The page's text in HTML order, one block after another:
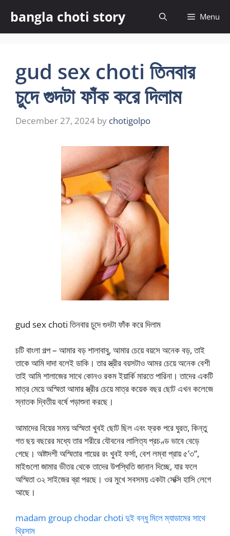
content
bangla choti story Menu
gud sex choti তিনবার
চুদে গুদটা ফাঁক করে দিলাম
December 27, 2024 by chotigolpo
gud sex choti তিনবার চুদে গুদটা ফাঁক করে দিলাম
চটি বাংলা গল্প – আমার বড় শালাবাবু, আমার চেয়ে বয়সে অনেক বড়, তাই
তাকে আমি দাদা বলেই ডাকি। তার স্ত্রীর বয়সটাও আমর চেয়ে অনেক বেশী
তাই আমি শালাজের সাথে কোনও রকম ইয়ার্কি মারতে পারিনা। তাদের একটি
মাত্র মেয়ে অস্মিতা আমার স্ত্রীর চেয়ে মাত্র কয়েক বছর ছোট এখন কলেজে
স্নাতক দ্বিতীয় বর্ষে পড়াশুনা করছে।
আমাদের বিয়ের সময় অস্মিতা খুবই ছোট ছিল এবং ফ্রক পরে ঘুরত, কিন্তু
গত ছয় বছরের মধ্যে তার শরীরে যৌবনের লালিত্য প্রচণ্ড ভাবে বেড়ে
গেছে। অষ্টাদশী অস্মিতার গায়ের রং খুবই ফর্সা, বেশ লম্বা প্রায় ৫’৩”,
মাইগুলো জামার ভীতর থেকে তাদের উপস্থিতি জানান দিচ্ছে, যার ফলে
অস্মিতা ৩২ সাইজের ব্রা পরছে। ওর মুখে সবসময় একটা সেক্সি হাসি লেগে
আছে।
madam group chodar choti দুই বন্ধু মিলে ম্যাডামের সাথে
থ্রিসাম